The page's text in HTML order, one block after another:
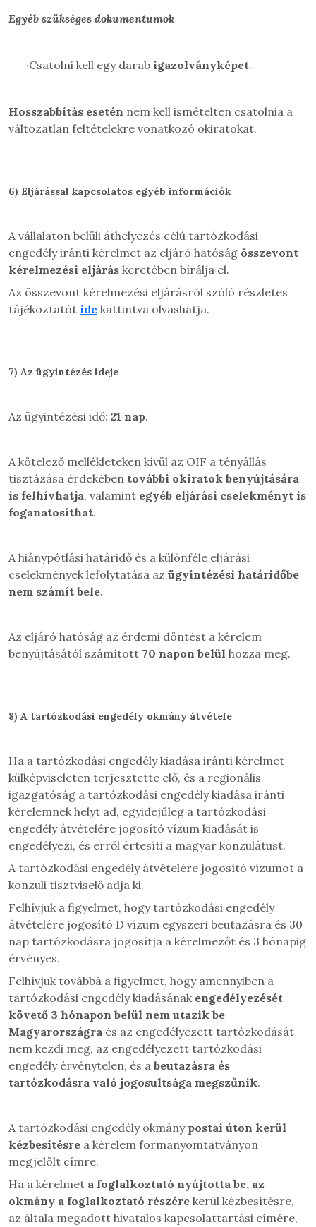
Egyéb szükséges dokumentumok
·Csatolni kell egy darab igazolványképet.
Hosszabbítás esetén nem kell ismételten csatolnia a
változatlan feltételekre vonatkozó okiratokat.
6) Eljárással kapcsolatos egyéb információk
A vállalaton belüli áthelyezés célú tartózkodási
engedély iránti kérelmet az eljáró hatóság összevont
kérelmezési eljárás keretében bírálja el.
Az összevont kérelmezési eljárásról szóló részletes
tájékoztatót ide kattintva olvashatja.
7) Az ügyintézés ideje
Az ügyintézési idő: 21 nap.
A kötelező mellékleteken kívül az OIF a tényállás
tisztázása érdekében további okiratok benyújtására
is felhívhatja, valamint egyéb eljárási cselekményt is
foganatosíthat.
A hiánypótlási határidő és a különféle eljárási
cselekmények lefolytatása az ügyintézési határidőbe
nem számít bele.
Az eljáró hatóság az érdemi döntést a kérelem
benyújtásától számított 70 napon belül hozza meg.
8) A tartózkodási engedély okmány átvétele
Ha a tartózkodási engedély kiadása iránti kérelmet
külképviseleten terjesztette elő, és a regionális
igazgatóság a tartózkodási engedély kiadása iránti
kérelemnek helyt ad, egyidejűleg a tartózkodási
engedély átvételére jogosító vízum kiadását is
engedélyezi, és erről értesíti a magyar konzulátust.
A tartózkodási engedély átvételére jogosító vízumot a
konzuli tisztviselő adja ki.
Felhívjuk a figyelmet, hogy tartózkodási engedély
átvételére jogosító D vízum egyszeri beutazásra és 30
nap tartózkodásra jogosítja a kérelmezőt és 3 hónapig
érvényes.
Felhívjuk továbbá a figyelmet, hogy amennyiben a
tartózkodási engedély kiadásának engedélyezését
követő 3 hónapon belül nem utazik be
Magyarországra és az engedélyezett tartózkodását
nem kezdi meg, az engedélyezett tartózkodási
engedély érvénytelen, és a beutazásra és
tartózkodásra való jogosultsága megszűnik.
A tartózkodási engedély okmány postai úton kerül
kézbesítésre a kérelem formanyomtatványon
megjelölt címre.
Ha a kérelmet a foglalkoztató nyújtotta be, az
okmány a foglalkoztató részére kerül kézbesítésre,
az általa megadott hivatalos kapcsolattartási címére,